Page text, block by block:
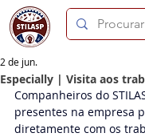
Especially | Visita aos
2 de jun.
Companheiros do
presentes na empresa
diretamente com os